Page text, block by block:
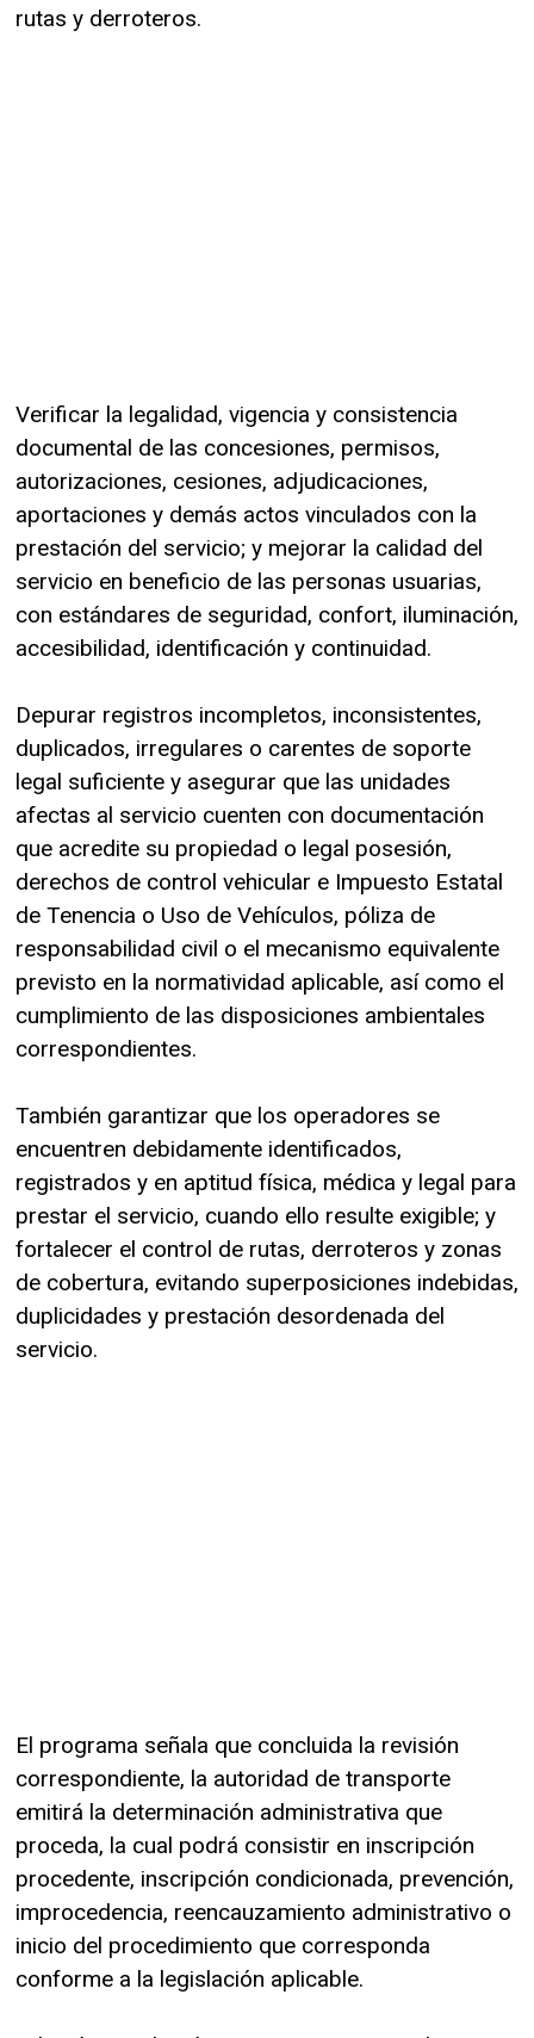
rutas y derroteros.
Verificar la legalidad, vigencia y consistencia
documental de las concesiones, permisos,
autorizaciones, cesiones, adjudicaciones,
aportaciones y demás actos vinculados con la
prestación del servicio; y mejorar la calidad del
servicio en beneficio de las personas usuarias,
con estándares de seguridad, confort, iluminación,
accesibilidad, identificación y continuidad.
Depurar registros incompletos, inconsistentes,
duplicados, irregulares o carentes de soporte
legal suficiente y asegurar que las unidades
afectas al servicio cuenten con documentación
que acredite su propiedad o legal posesión,
derechos de control vehicular e Impuesto Estatal
de Tenencia o Uso de Vehículos, póliza de
responsabilidad civil o el mecanismo equivalente
previsto en la normatividad aplicable, así como el
cumplimiento de las disposiciones ambientales
correspondientes.
También garantizar que los operadores se
encuentren debidamente identificados,
registrados y en aptitud física, médica y legal para
prestar el servicio, cuando ello resulte exigible; y
fortalecer el control de rutas, derroteros y zonas
de cobertura, evitando superposiciones indebidas,
duplicidades y prestación desordenada del
servicio.
El programa señala que concluida la revisión
correspondiente, la autoridad de transporte
emitirá la determinación administrativa que
proceda, la cual podrá consistir en inscripción
procedente, inscripción condicionada, prevención,
improcedencia, reencauzamiento administrativo o
inicio del procedimiento que corresponda
conforme a la legislación aplicable.